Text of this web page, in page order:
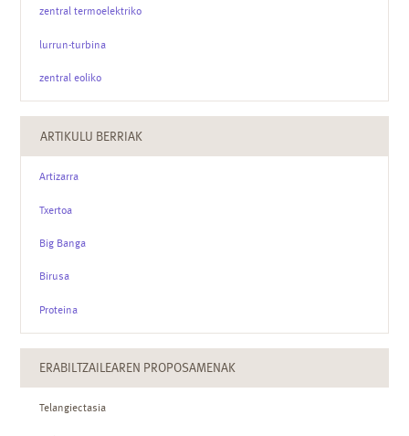
zentral termoelektriko
lurrun-turbina
zentral eoliko
ARTIKULU BERRIAK
Artizarra
Txertoa
Big Banga
Birusa
Proteina
ERABILTZAILEAREN PROPOSAMENAK
Telangiectasia